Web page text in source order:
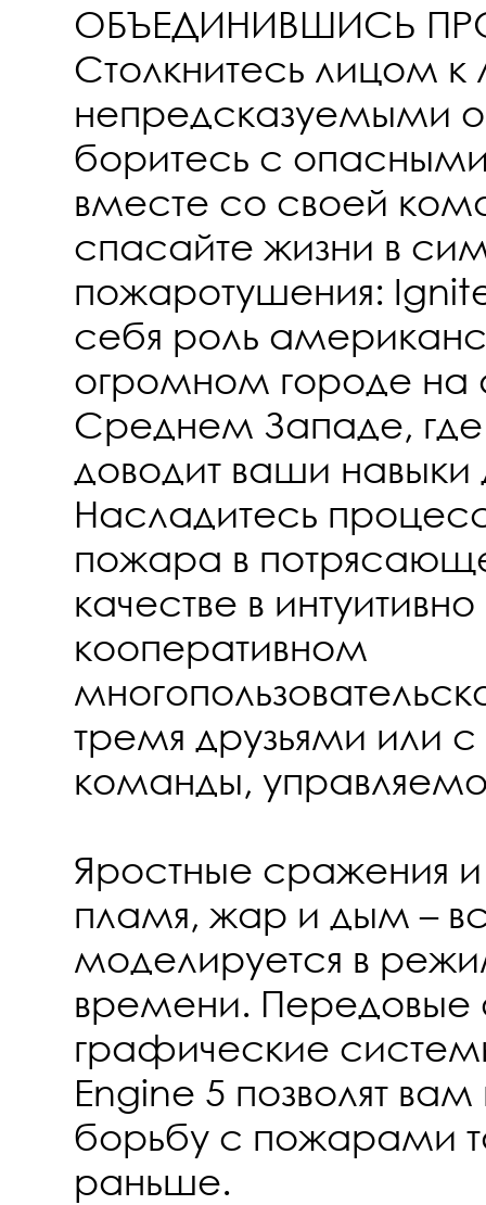
ОБЪЕДИНИВШИСЬ
Столкнитесь лицом к
непредсказуемыми
боритесь с
вместе со своей
спасайте жизни в
пожаротушения:
себя роль
огромном городе
Среднем Западе,
доводит ваши
Насладитесь
пожара в
качестве в
кооперативном
тремя друзьями или
команды,
Яростные сражения
пламя, жар и дым –
моделируется в
времени. Передовые
графические
Engine 5 позволят вам
борьбу с пожарами
раньше.